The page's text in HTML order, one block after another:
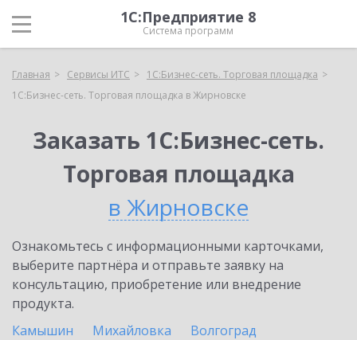
1С:Предприятие 8
Система программ
Главная Сервисы ИТС
1С:Бизнес-сеть. Торговая площадка
1С:Бизнес-сеть. Торговая площадка в Жирновске
Заказать 1С:Бизнес-сеть.
Торговая площадка
в Жирновске
Ознакомьтесь с информационными карточками,
выберите партнёра и отправьте заявку на
консультацию, приобретение или внедрение
продукта.
Камышин
Михайловка
Волгоград